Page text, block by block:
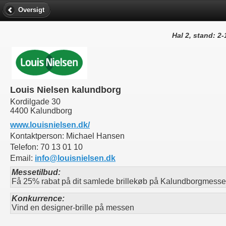
Oversigt
Hal 2, stand: 2-
Louis Nielsen kalundborg
Kordilgade 30
4400 Kalundborg
www.louisnielsen.dk/
Kontaktperson: Michael Hansen
Telefon: 70 13 01 10
Email: info@louisnielsen.dk
Messetilbud:
Få 25% rabat på dit samlede brillekøb på
Konkurrence:
Vind en designer-brille på messen